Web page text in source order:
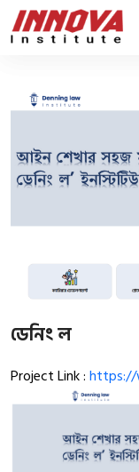
ডেনিং ল
Project Link :https://